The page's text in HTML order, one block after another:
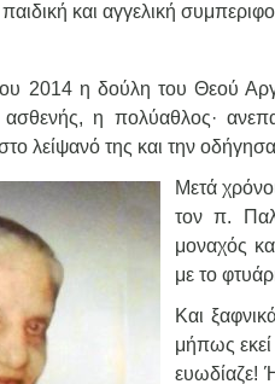
και αγγελική
2014 η δούλη του Θεού
η πολύαθλος·
λείψανό της και την
Μετά
τον π.
μοναχός
με το
Και
μήπως εκεί
ευωδίαζε!